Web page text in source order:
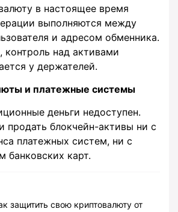
в настоящее время
выполняются между
и адресом обменника.
контроль над активами
у держателей.
и платежные системы
деньги недоступен.
продать блокчейн-активы ни с
платежных систем, ни с
банковских карт.
защитить свою криптовалюту от